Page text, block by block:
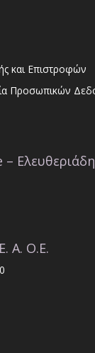
και Επιστροφών
Προσωπικών
Α. Ο.Ε.